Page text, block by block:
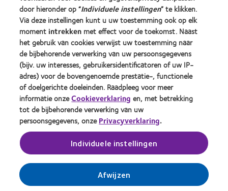
Over CooperVision
Vacatures bij CooperVision
Nieuwscentrum
Contact
Legal
Privacybeleid
Cookie beleid
Servicevoorwaarden
Toestemmingsvoorkeuren beheren
door hieronder op “Individuele instellingen” te klikken.
Via deze instellingen kunt u uw toestemming ook op elk
moment intrekken met effect voor de toekomst. Naast
het gebruik van cookies verwijst uw toestemming naar
de bijbehorende verwerking van uw persoonsgegevens
(bijv. uw interesses, gebruikersidentificatoren of uw IP-
adres) voor de bovengenoemde prestatie-, functionele
of doelgerichte doeleinden. Raadpleeg voor meer
informatie onzeCookieverklaring en, met betrekking
tot de bijbehorende verwerking van uw
persoonsgegevens, onzePrivacyverklaring.
Individuele instellingen
Afwijzen